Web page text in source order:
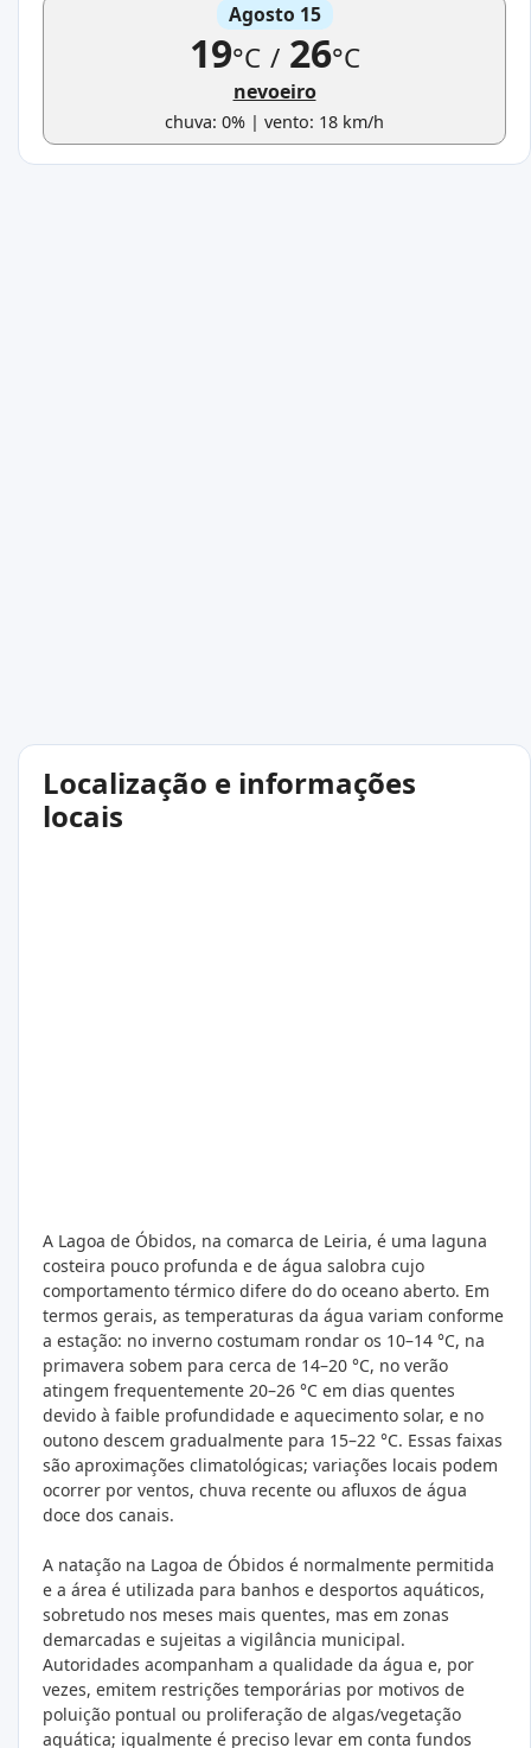
Agosto 15
19°C /26°C
nevoeiro
chuva: 0% | vento: 18 km/h
Localização e informações
locais
A Lagoa de Óbidos, na comarca de Leiria, é uma laguna
costeira pouco profunda e de água salobra cujo
comportamento térmico difere do do oceano aberto. Em
termos gerais, as temperaturas da água variam conforme
a estação: no inverno costumam rondar os 10–14 °C, na
primavera sobem para cerca de 14–20 °C, no verão
atingem frequentemente 20–26 °C em dias quentes
devido à faible profundidade e aquecimento solar, e no
outono descem gradualmente para 15–22 °C. Essas faixas
são aproximações climatológicas; variações locais podem
ocorrer por ventos, chuva recente ou afluxos de água
doce dos canais.
A natação na Lagoa de Óbidos é normalmente permitida
e a área é utilizada para banhos e desportos aquáticos,
sobretudo nos meses mais quentes, mas em zonas
demarcadas e sujeitas a vigilância municipal.
Autoridades acompanham a qualidade da água e, por
vezes, emitem restrições temporárias por motivos de
poluição pontual ou proliferação de algas/vegetação
aquática; igualmente é preciso levar em conta fundos